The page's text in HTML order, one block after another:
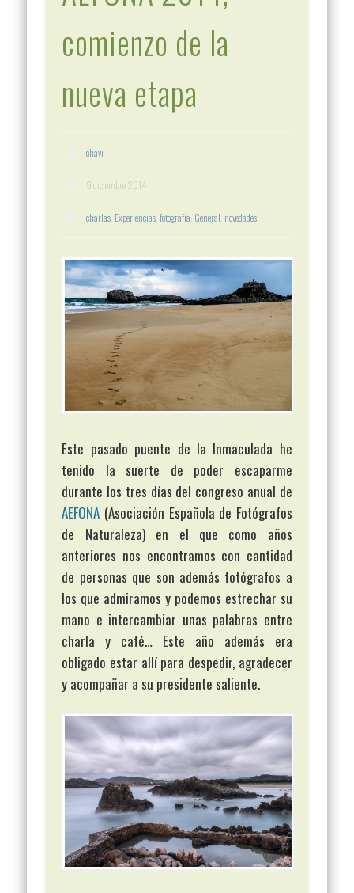
comienzo de la
nueva etapa
chavi
9 diciembre 2014
charlas Experiencias ,fotografía General novedades
Este pasado puente de la Inmaculada he
tenido la suerte de poder escaparme
durante los tres días del congreso anual de
AEFONA (Asociación Española de Fotógrafos
de Naturaleza) en el que como años
anteriores nos encontramos con cantidad
de personas que son además fotógrafos a
los que admiramos y podemos estrechar su
mano e intercambiar unas palabras entre
charla y café… Este año además era
obligado estar allí para despedir, agradecer
y acompañar a su presidente saliente.